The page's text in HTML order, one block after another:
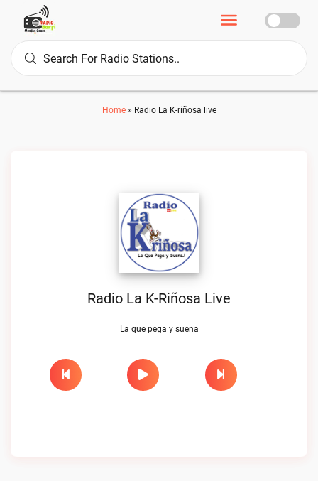
Home» Radio La K-riñosa live
Radio La K-Riñosa Live
La que pega y suena